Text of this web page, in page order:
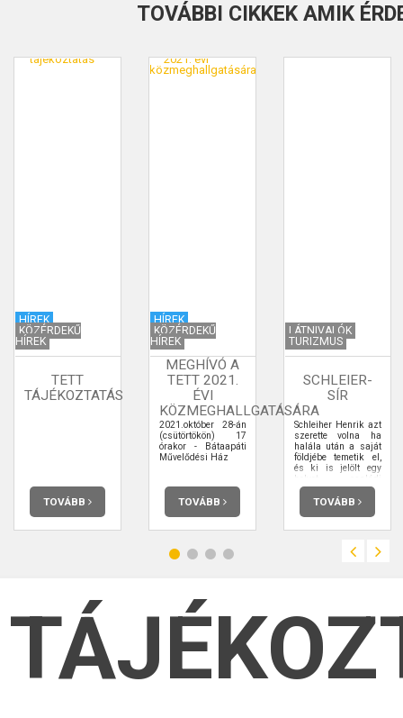
TOVÁBBI CIKKEK AMIK
HÍREK
KÖZÉRDEKŰ
HÍREK
TETT
TÁJÉKOZTATÁS
TOVÁBB
HÍREK
KÖZÉRDEKŰ
HÍREK
MEGHÍVÓ A
TETT 2021.
ÉVI
KÖZMEGHALLGATÁSÁRA
2021.október 28-án
(csütörtökön) 17
órakor - Bátaapáti
Művelődési Ház
TOVÁBB
LÁTNIVALÓK
TURIZMUS
SCHLEIER-
SÍR
Schleiher Henrik azt
szerette volna ha
halála után a saját
földjébe temetik el,
és ki is jelölt egy
helyet családi
temetőnek a háza
mögötti diófás
kertben. A
messze menőkig
akartak sírokat látni
TOVÁBB